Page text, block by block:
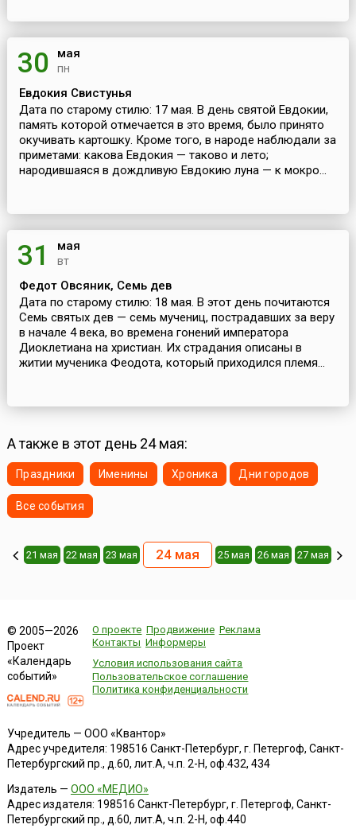
30 мая
пн
Евдокия Свистунья
Дата по старому стилю: 17 мая. В день святой Евдокии,
память которой отмечается в это время, было принято
окучивать картошку. Кроме того, в народе наблюдали за
приметами: какова Евдокия — таково и лето;
народившаяся в дождливую Евдокию луна — к мокро...
31 мая
вт
Федот Овсяник, Семь дев
Дата по старому стилю: 18 мая. В этот день почитаются
Семь святых дев — семь мучениц, пострадавших за веру
в начале 4 века, во времена гонений императора
Диоклетиана на христиан. Их страдания описаны в
житии мученика Феодота, который приходился племя...
А также в этот день 24 мая:
Праздники Именины Хроника Дни городов
Все события
21 мая 22 мая 23 мая 24 мая 25 мая 26 мая 27 мая
© 2005—2026
Проект
«Календарь
событий»
О проекте Продвижение Реклама
Контакты Информеры
Условия использования сайта
Пользовательское соглашение
Политика конфиденциальности
Учредитель — ООО «Квантор»
Адрес учредителя: 198516 Санкт-Петербург, г. Петергоф, Санкт-
Петербургский пр., д.60, лит.А, ч.п. 2-Н, оф.432, 434
Издатель — ООО «МЕДИО»
Адрес издателя: 198516 Санкт-Петербург, г. Петергоф, Санкт-
Петербургский пр., д.60, лит.А, ч.п. 2-Н, оф.440